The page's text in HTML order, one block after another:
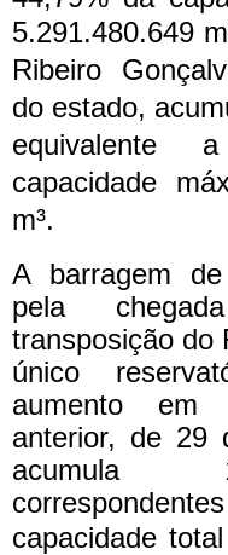
5.291.480.649
Ribeiro
do estado,
equivalente
capacidade
m³.
A barragem
pela
transposição do
único
aumento em
anterior, de 29
acumula
capacidade